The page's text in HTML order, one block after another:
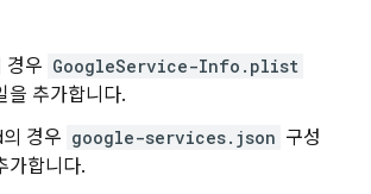
경우 GoogleService-Info.plist
을 추가합니다.
경우 google-services.json 구성
가합니다.